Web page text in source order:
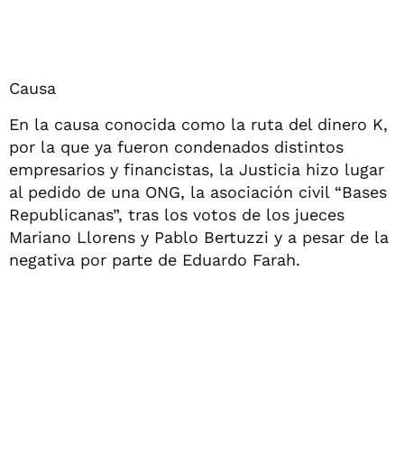
Causa
En la causa conocida como la ruta del dinero K,
por la que ya fueron condenados distintos
empresarios y financistas, la Justicia hizo lugar
al pedido de una ONG, la asociación civil “Bases
Republicanas”, tras los votos de los jueces
Mariano Llorens y Pablo Bertuzzi y a pesar de la
negativa por parte de Eduardo Farah.